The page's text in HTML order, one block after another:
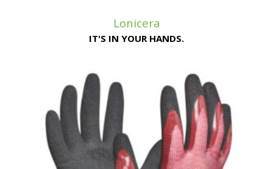
Lonicera
IT'S IN YOUR HANDS.